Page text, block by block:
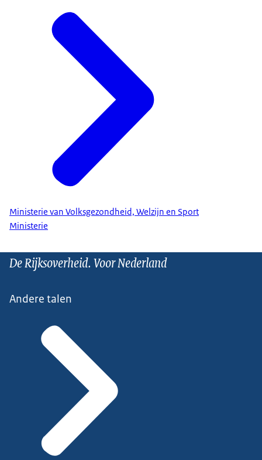
Ministerie van Volksgezondheid, Welzijn en Sport
Ministerie
De Rijksoverheid. Voor Nederland
Andere talen